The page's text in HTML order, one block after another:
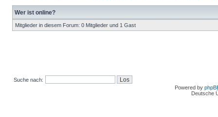
Wer ist online?
Mitglieder in diesem Forum: 0 Mitglieder und 1 Gast
Suche nach:
Powered by
Deutsche